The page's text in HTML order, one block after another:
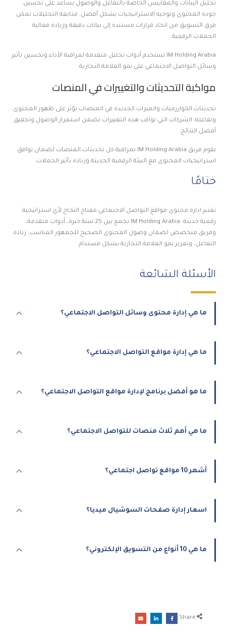
تحليل البيانات والمقاييس الخاصة بالتفاعل والوصول يساعد على تحسين
جودة المحتوى وتوجيه الاستراتيجيات بشكل أفضل. متابعة التحليلات تمكن
فرق التسويق من اتخاذ قرارات مستندة إلى بيانات دقيقة وزيادة فعالية
الحملات الرقمية.
IM Holding Arabia تستخدم أدوات تحليل متقدمة لمراقبة الأداء وتحسين تأثير
وسائل التواصل الاجتماعي على نمو العلامة التجارية.
مواكبة التحديثات والتغييرات في المنصات
تحديثات الخوارزميات والميزات الجديدة في المنصات تؤثر على ظهور المحتوى
وتفاعله. الشركات التي تواكب هذه التغييرات تضمن استمرار الوصول وتحقيق
أفضل النتائج.
يقوم فريق IM Holding Arabia بمراقبة كل تحديثات المنصات لضمان توافق
استراتيجيات المحتوى مع البيئة الرقمية الحديثة وزيادة تأثير الحملات.
ختامًا
تعتبر ادارة محتوى مواقع التواصل الاجتماعي مفتاح النجاح لأي استراتيجية
رقمية حديثة. IM Holding Arabia تجمع بين 25 سنة خبرة، أدوات متقدمة،
وفريق متخصص لضمان وصول المحتوى الصحيح للجمهور المناسب، زيادة
التفاعل، وتعزيز نمو العلامة التجارية بشكل مستدام.
الأسئلة الشائعة
ما هي إدارة محتوى وسائل التواصل الاجتماعي؟
ما هي إدارة مواقع التواصل الاجتماعي؟
ما هو أفضل برنامج لإدارة مواقع التواصل الاجتماعي؟
ما هي أهم ثلاث منصات للتواصل الاجتماعي؟
أشهر 10 مواقع تواصل اجتماعي؟
اسعار إدارة صفحات السوشيال ميديا؟
ما هي 10 أنواع من التسويق الإلكتروني؟
Share: